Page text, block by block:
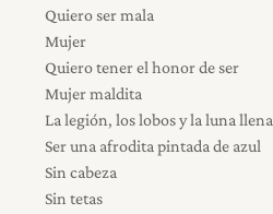
Quiero ser mala
Mujer
Quiero tener el honor de ser
Mujer maldita
La legión, los lobos y la luna llena
Ser una afrodita pintada de azul
Sin cabeza
Sin tetas